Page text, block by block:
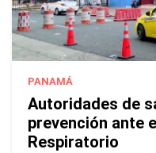
PANAMÁ
Autoridades de
prevención ante
Respiratorio